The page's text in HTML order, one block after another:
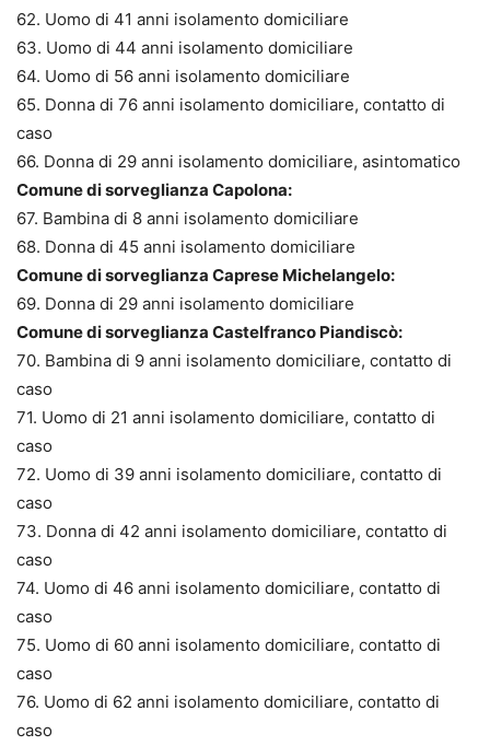
62. Uomo di 41 anni isolamento domiciliare
63. Uomo di 44 anni isolamento domiciliare
64. Uomo di 56 anni isolamento domiciliare
65. Donna di 76 anni isolamento domiciliare, contatto di
caso
66. Donna di 29 anni isolamento domiciliare, asintomatico
Comune di sorveglianza Capolona:
67. Bambina di 8 anni isolamento domiciliare
68. Donna di 45 anni isolamento domiciliare
Comune di sorveglianza Caprese Michelangelo:
69. Donna di 29 anni isolamento domiciliare
Comune di sorveglianza Castelfranco Piandiscò:
70. Bambina di 9 anni isolamento domiciliare, contatto di
caso
71. Uomo di 21 anni isolamento domiciliare, contatto di
caso
72. Uomo di 39 anni isolamento domiciliare, contatto di
caso
73. Donna di 42 anni isolamento domiciliare, contatto di
caso
74. Uomo di 46 anni isolamento domiciliare, contatto di
caso
75. Uomo di 60 anni isolamento domiciliare, contatto di
caso
76. Uomo di 62 anni isolamento domiciliare, contatto di
caso